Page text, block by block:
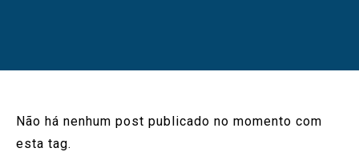
Não há nenhum post publicado no momento com
esta tag.